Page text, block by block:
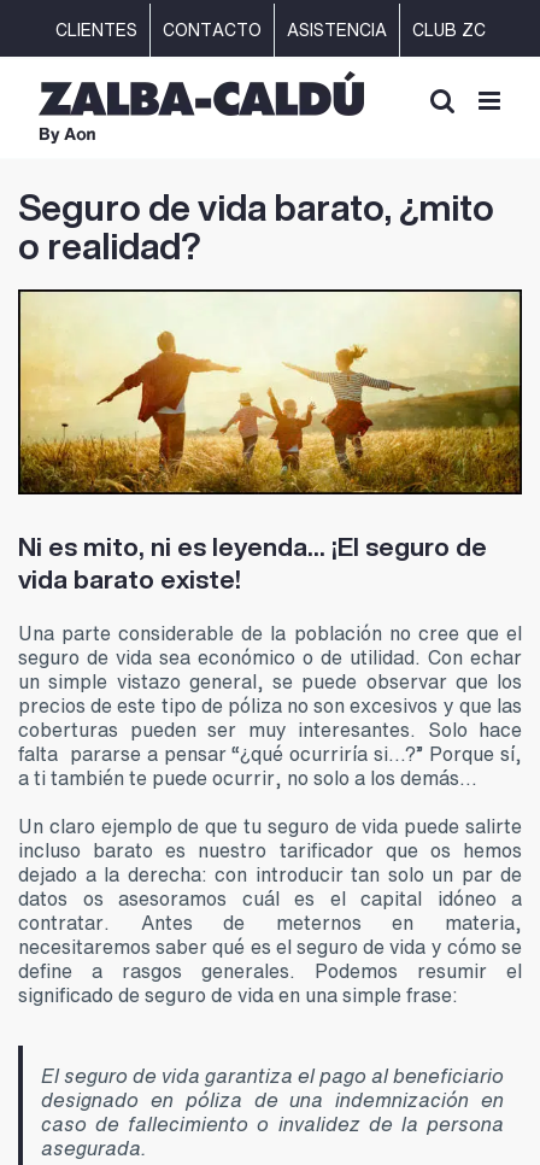
contenido
CLIENTES CONTACTO ASISTENCIA CLUB ZC
Seguro de vida barato, ¿mito
o realidad?
Ni es mito, ni es leyenda… ¡El seguro de
vida barato existe!
Una parte considerable de la población no cree que el
seguro de vida sea económico o de utilidad. Con echar
un simple vistazo general, se puede observar que los
precios de este tipo de póliza no son excesivos y que las
coberturas pueden ser muy interesantes. Solo hace
falta pararse a pensar “¿qué ocurriría si…?” Porque sí,
a ti también te puede ocurrir, no solo a los demás…
Un claro ejemplo de que tu seguro de vida puede salirte
incluso barato es nuestro tarificador que os hemos
dejado a la derecha: con introducir tan solo un par de
datos os asesoramos cuál es el capital idóneo a
contratar. Antes de meternos en materia,
necesitaremos saber qué es el seguro de vida y cómo se
define a rasgos generales. Podemos resumir el
significado de seguro de vida en una simple frase:
El seguro de vida garantiza el pago al beneficiario
designado en póliza de una indemnización en
caso de fallecimiento o invalidez de la persona
asegurada.